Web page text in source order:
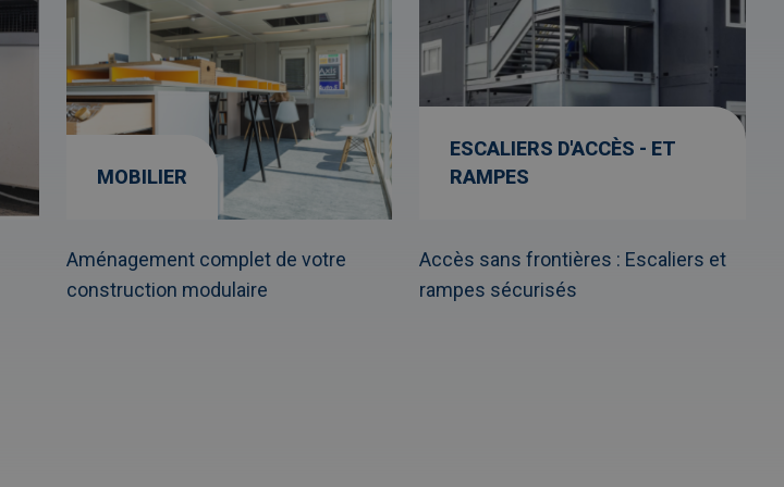
MOBILIER
Aménagement complet de votre
construction modulaire
ESCALIERS D'ACCÈS - ET
RAMPES
Accès sans frontières : Escaliers et
rampes sécurisés